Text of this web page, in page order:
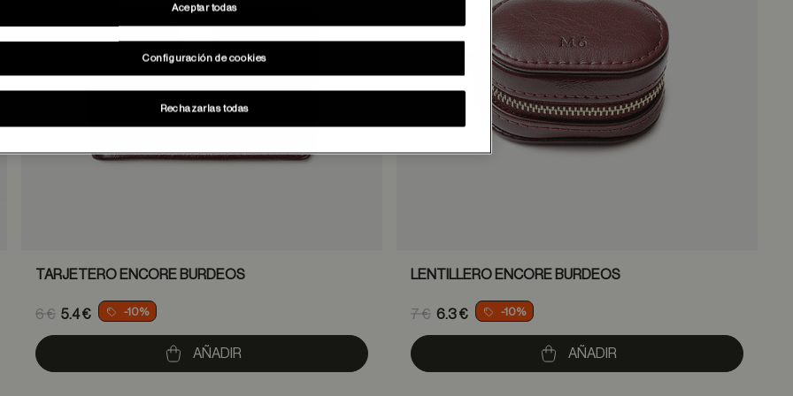
TARJETERO ENCORE BURDEOS
Price reduced from
6 €
to
5.4 € -10%
AÑADIR
LENTILLERO ENCORE BURDEOS
Price reduced from
7 €
to
6.3 € -10%
AÑADIR
Configuración de cookies
Rechazarlas todas
Aceptar todas